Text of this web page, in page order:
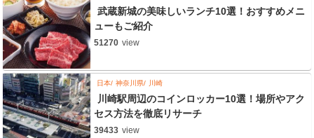
武蔵新城の美味しいランチ10選！おすすめメニ
ューもご紹介
51270 view
日本 神奈川県 川崎
川崎駅周辺のコインロッカー10選！場所やアク
セス方法を徹底リサーチ
39433 view